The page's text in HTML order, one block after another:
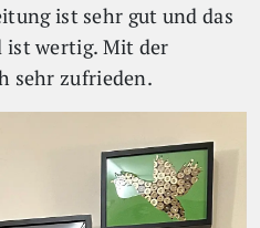
ist sehr gut und das
ist wertig. Mit der
sehr zufrieden.